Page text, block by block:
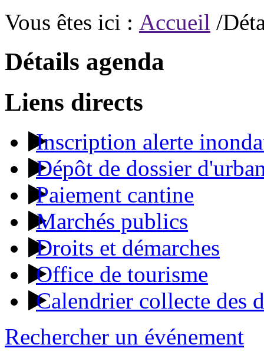
Vous êtes ici : Accueil /
Détails agenda
Liens directs
Inscription alerte
Dépôt de dossier
Paiement cantine
Marchés publics
Droits et démarches
Office de tourisme
Calendrier collecte des
Rechercher un événement